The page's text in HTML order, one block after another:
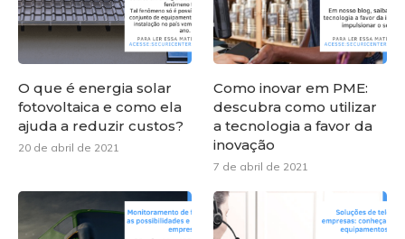
O que é energia solar
fotovoltaica e como ela
ajuda a reduzir custos?
20 de abril de 2021
Como inovar em PME:
descubra como utilizar
a tecnologia a favor da
inovação
7 de abril de 2021